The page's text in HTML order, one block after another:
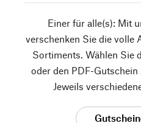
Einer für alle(s): Mit
verschenken Sie die volle
Sortiments. Wählen Sie
oder den PDF-
Jeweils